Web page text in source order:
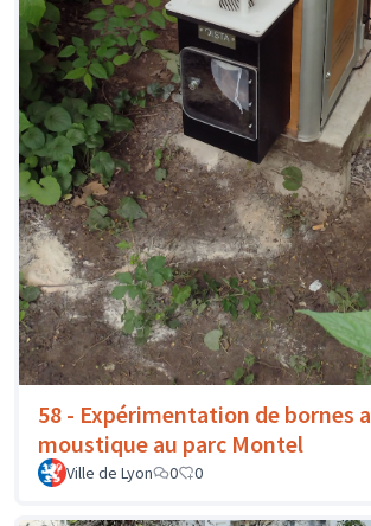
58 - Expérimentation de bornes
moustique au parc Montel
Ville de Lyon 0 0